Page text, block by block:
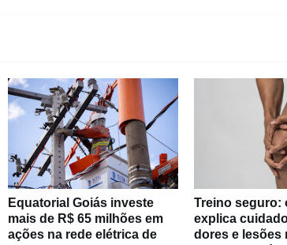
Equatorial Goiás investe
mais de R$ 65 milhões em
ações na rede elétrica de
Treino seguro:
explica
dores e lesões